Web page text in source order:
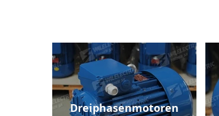
Dreiphasenmotoren